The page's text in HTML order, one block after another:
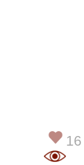
16